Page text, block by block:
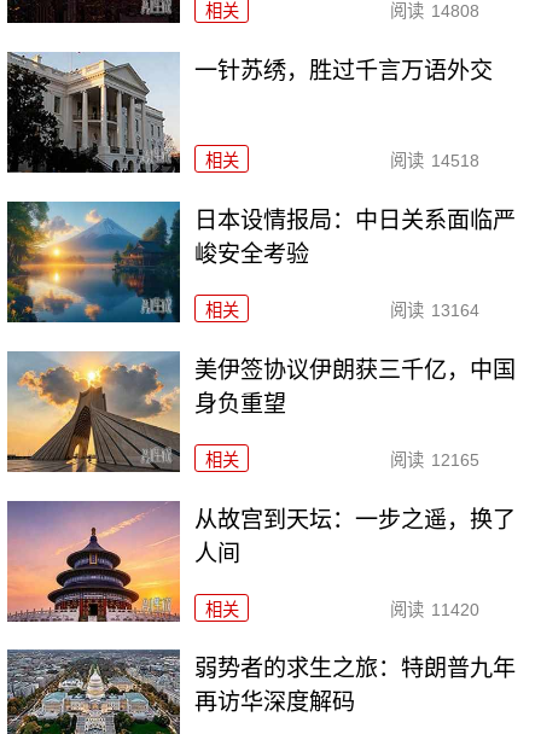
相关 阅读 14808
一针苏绣，胜过千言万语外交
相关 阅读 14518
日本设情报局：中日关系面临严
峻安全考验
相关 阅读 13164
美伊签协议伊朗获三千亿，中国
身负重望
相关 阅读 12165
从故宫到天坛：一步之遥，换了
人间
相关 阅读 11420
弱势者的求生之旅：特朗普九年
再访华深度解码